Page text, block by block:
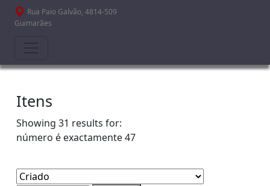
Passar para o conteúdo principal
Rua Paio Galvão, 4814-509
Guimarães
Itens
Showing 31 results for:
número é exactamente47